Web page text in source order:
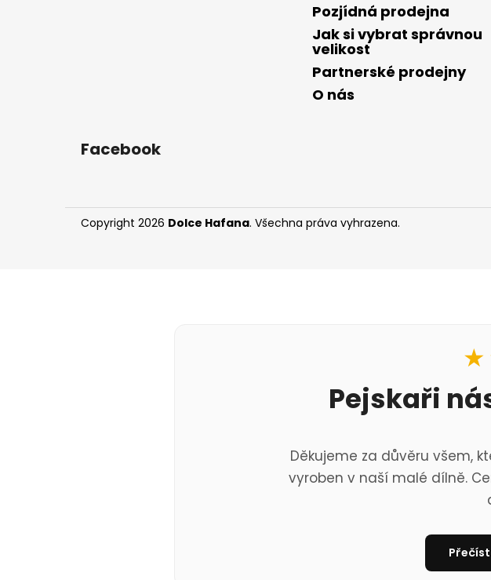
Pozjídná prodejna
Jak si vybrat správnou
velikost
Partnerské prodejny
O nás
Facebook
Copyright 2026 Dolce Hafana. Všechna práva vyhrazena.
Pejskaři
Děkujeme za důvěru všem,
vyroben v naší malé dílně.